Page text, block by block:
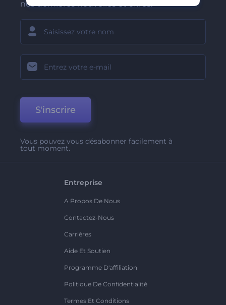
nos dernières nouvelles et offres.
S'inscrire
Vous pouvez vous désabonner facilement à
tout moment.
Entreprise
A Propos De Nous
Contactez-Nous
Carrières
Aide Et Soutien
Programme D'affiliation
Politique De Confidentialité
Termes Et Conditions